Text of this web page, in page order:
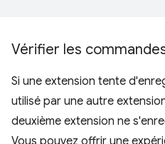
Vérifier les
Si une extension tente
utilisé par une autre
deuxième extension ne
Vous pouvez offrir une